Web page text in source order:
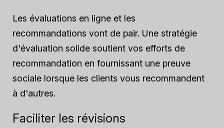
Les évaluations en ligne et les
recommandations vont de pair. Une stratégie
d'évaluation solide soutient vos efforts de
recommandation en fournissant une preuve
sociale lorsque les clients vous recommandent
à d'autres.
Faciliter les révisions